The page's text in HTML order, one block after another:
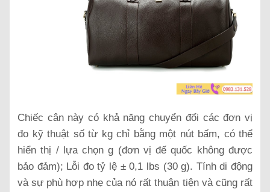
Chiếc cân này có khả năng chuyển đổi các đơn vị
đo kỹ thuật số từ kg chỉ bằng một nút bấm, có thể
hiển thị / lựa chọn g (đơn vị đế quốc không được
bảo đảm); Lỗi đo tỷ lệ ± 0,1 lbs (30 g). Tính di động
và sự phù hợp nhẹ của nó rất thuận tiện và cũng rất